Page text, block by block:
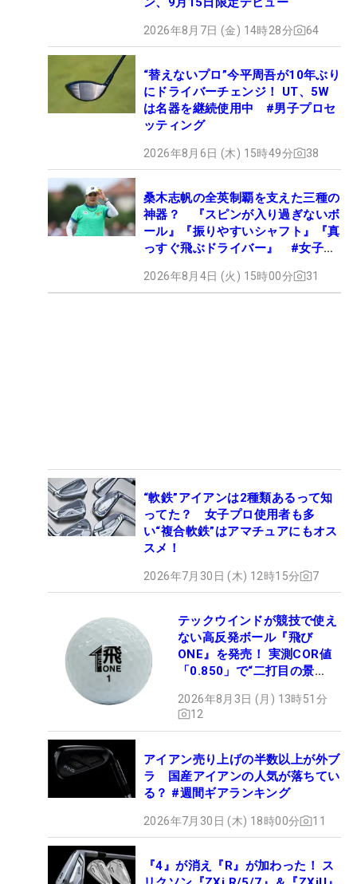
2026年8月7日 (金) 14時28分 64
“替えないプロ”今平周吾が10年ぶり
にドライバーチェンジ！ UT、5W
は名器を継続使用中 #男子プロセ
ッティング
2026年8月6日 (木) 15時49分 38
桑木志帆の全英制覇を支えた三種の
神器？ 『スピンが入り過ぎないボ
ール』『振りやすいシャフト』『真
っすぐ飛ぶドライバー』 #女子プ
2026年8月4日 (火) 15時00分 31
“軟鉄”アイアンは2種類あるって知
ってた？ 女子プロ使用者も多
い“複合軟鉄”はアマチュアにもオス
スメ！
2026年7月30日 (木) 12時15分 7
テックウインドが競技で使え
ない高反発ボール『飛び
ONE』を発売！ 実測COR値
「0.850」で“二打目の景
2026年8月3日 (月) 13時51分
12
アイアン売り上げの半数以上が外ブ
ラ 国産アイアンの人気が落ちてい
る？ #週間ギアランキング
2026年7月30日 (木) 18時00分 11
『4』が消え『R』が加わった！ ス